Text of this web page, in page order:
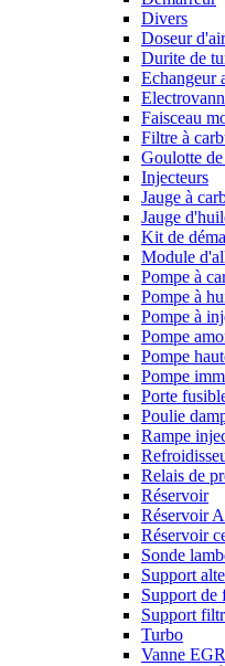
Divers
Doseur d'air
Durite de
Echangeur
Faisceau
Filtre à
Goulotte
Injecteurs
Jauge à
Jauge
Kit de
Module
Pompe à
Pompe à
Pompe à
Pompe
Pompe
Pompe
Porte
Poulie
Rampe
Relais de
Réservoir
Réservoir
Réservoir
Sonde
Support
Support de
Support
Turbo
Vanne EGR